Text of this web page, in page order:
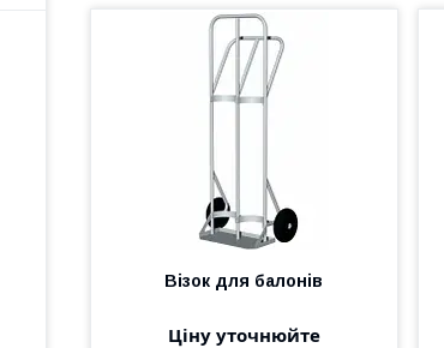
Візок для балонів
Ціну уточнюйте